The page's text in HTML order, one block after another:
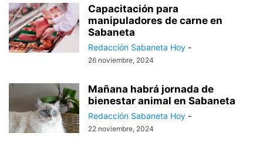
Capacitación para
manipuladores de carne en
Sabaneta
Redacción Sabaneta Hoy -
26 noviembre, 2024
Mañana habrá jornada de
bienestar animal en Sabaneta
Redacción Sabaneta Hoy -
22 noviembre, 2024